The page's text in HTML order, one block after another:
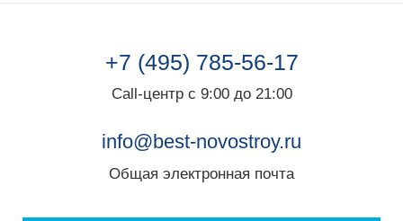
+7 (495) 785-56-17
Call-центр с 9:00 до 21:00
info@best-novostroy.ru
Общая электронная почта